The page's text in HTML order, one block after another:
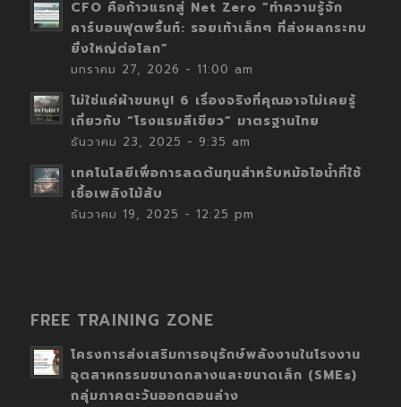
CFO คือก้าวแรกสู่ Net Zero “ทำความรู้จัก
คาร์บอนฟุตพริ้นท์: รอยเท้าเล็กๆ ที่ส่งผลกระทบ
ยิ่งใหญ่ต่อโลก”
มกราคม 27, 2026 - 11:00 am
ไม่ใช่แค่ผ้าขนหนู! 6 เรื่องจริงที่คุณอาจไม่เคยรู้
เกี่ยวกับ “โรงแรมสีเขียว” มาตรฐานไทย
ธันวาคม 23, 2025 - 9:35 am
เทคโนโลยีเพื่อการลดต้นทุนสำหรับหม้อไอน้ำที่ใช้
เชื้อเพลิงไม้สับ
ธันวาคม 19, 2025 - 12:25 pm
FREE TRAINING ZONE
โครงการส่งเสริมการอนุรักษ์พลังงานในโรงงาน
อุตสาหกรรมขนาดกลางและขนาดเล็ก (SMEs)
กลุ่มภาคตะวันออกตอนล่าง